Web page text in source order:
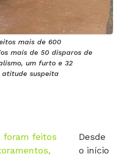
mais de 600
mais de 50 disparos de
um furto e 32
atitude suspeita
o início
da